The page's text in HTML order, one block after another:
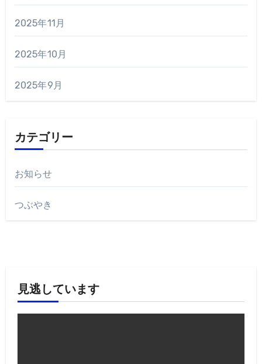
2025年11月
2025年10月
2025年9月
カテゴリー
お知らせ
つぶやき
見逃しています